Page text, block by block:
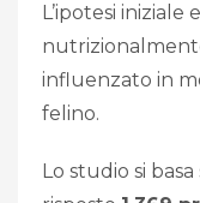
L’ipotesi
influenzato in
felino.
Lo studio si